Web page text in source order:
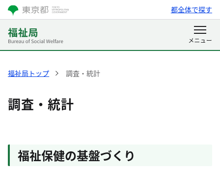
都全体で探す
福祉局トップ 調査・統計
調査・統計
福祉保健の基盤づくり